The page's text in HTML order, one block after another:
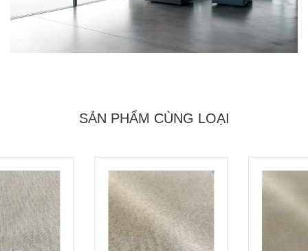
SẢN PHẨM CÙNG LOẠI